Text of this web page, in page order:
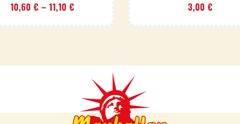
10,60 € – 11,10 €
3,00 €